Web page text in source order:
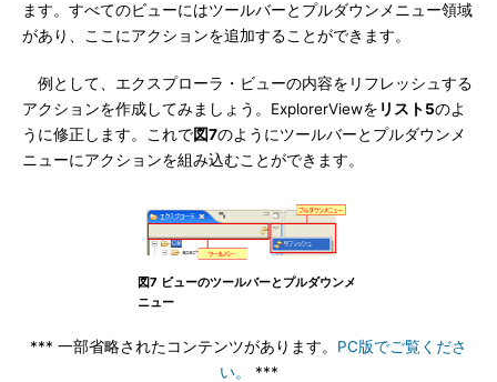
ます。すべてのビューにはツールバーとプルダウンメニュー領域
があり、ここにアクションを追加することができます。
例として、エクスプローラ・ビューの内容をリフレッシュする
アクションを作成してみましょう。ExplorerViewを リスト5のよ
うに修正します。これで図7のようにツールバーとプルダウンメ
ニューにアクションを組み込むことができます。
図7 ビューのツールバーとプルダウンメ
ニュー
*** 一部省略されたコンテンツがあります。 PC版でご覧くださ
い。
***